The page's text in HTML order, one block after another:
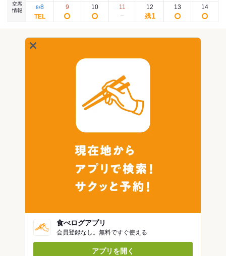
空席
情報
8/8 9 10 11
12
残1
13 14
食べログアプリ
会員登録なし。無料ですぐ使える
アプリを開く